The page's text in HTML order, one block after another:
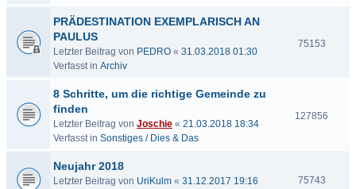
PRÄDESTINATION EXEMPLARISCH AN
PAULUS
Letzter Beitrag von PEDRO « 31.03.2018 01:30
Verfasst in Archiv
75153
8 Schritte, um die richtige Gemeinde zu
finden
Letzter Beitrag von Joschie « 21.03.2018 18:34
Verfasst in Sonstiges / Dies & Das
127856
Neujahr 2018
Letzter Beitrag von UriKulm « 31.12.2017 19:16
75743